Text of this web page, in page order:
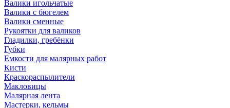
Валики игольчатые
Валики с бюгелем
Валики сменные
Рукоятки для валиков
Гладилки, гребёнки
Губки
Емкости для малярных работ
Кисти
Краскораспылители
Макловицы
Малярная лента
Мастерки, кельмы